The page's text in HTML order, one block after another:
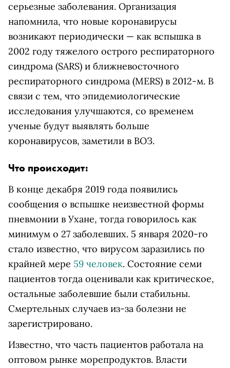
серьезные заболевания. Организация
напомнила, что новые коронавирусы
возникают периодически — как вспышка в
2002 году тяжелого острого респираторного
синдрома (SARS) и ближневосточного
респираторного синдрома (MERS) в 2012-м. В
связи с тем, что эпидемиологические
исследования улучшаются, со временем
ученые будут выявлять больше
коронавирусов, заметили в ВОЗ.
Что происходит:
В конце декабря 2019 года появились
сообщения о вспышке неизвестной формы
пневмонии в Ухане, тогда говорилось как
минимум о 27 заболевших. 5 января 2020-го
стало известно, что вирусом заразились по
крайней мере 59 человек. Состояние семи
пациентов тогда оценивали как критическое,
остальные заболевшие были стабильны.
Смертельных случаев из-за болезни не
зарегистрировано.
Известно, что часть пациентов работала на
оптовом рынке морепродуктов. Власти